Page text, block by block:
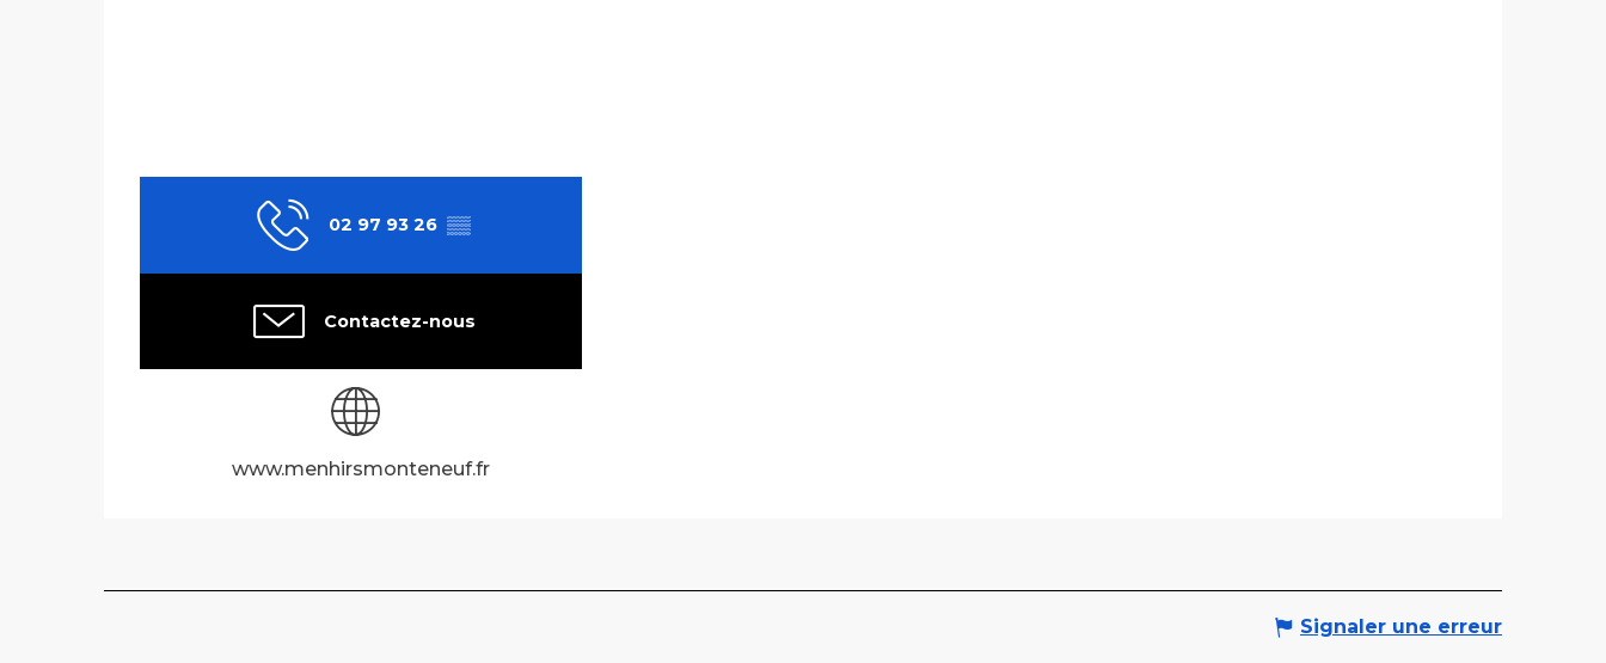
02 97 93 26 ▒▒
Contactez-nous
www.menhirsmonteneuf.fr
Signaler une erreur